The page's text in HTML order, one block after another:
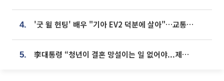
4. '굿 윌 헌팅' 배우 "기아 EV2 덕분에 살아"…교통사고 후 안전성 극찬
5. 李대통령 “청년이 결혼 망설이는 일 없어야...제도상 불이익 조사”